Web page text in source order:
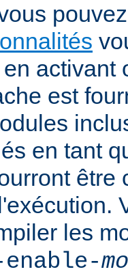
activant
est
en tant
être
les